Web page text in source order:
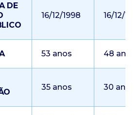
DE
16/12/1998 16/12/
53 anos 48 anos
35 anos 30 anos